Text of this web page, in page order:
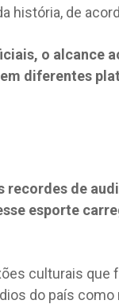
história, de
o alcance
diferentes
recordes de
esporte
culturais que
do país